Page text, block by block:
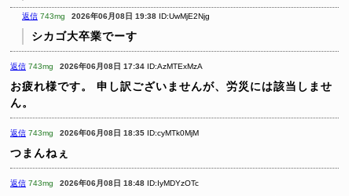
返信 743mg 2026年06月08日 19:38 ID:UwMjE2Njg
シカゴ大卒業でーす
返信 743mg 2026年06月08日 17:34 ID:AzMTExMzA
お疲れ様です。
申し訳ございませんが、労災には該当しませ
ん。
返信 743mg 2026年06月08日 18:35 ID:cyMTk0MjM
つまんねぇ
返信 743mg 2026年06月08日 18:48 ID:IyMDYzOTc